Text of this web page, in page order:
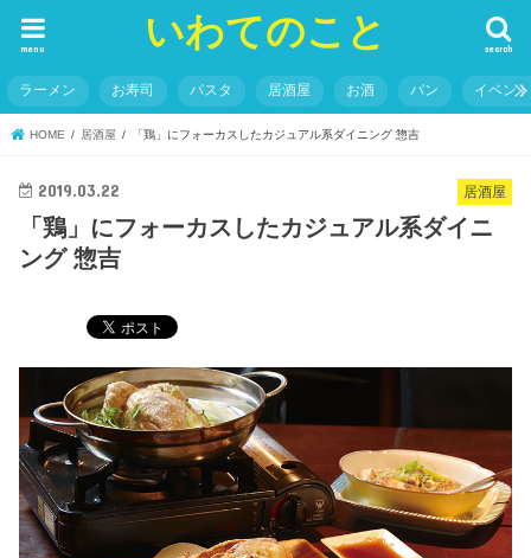
いわてのこと search
menu
ラーメン お寿司 パスタ 居酒屋 お酒 パン イベント
HOME 居酒屋 「鶏」にフォーカスしたカジュアル系ダイニング 惣吉
居酒屋
2019.03.22
「鶏」にフォーカスしたカジュアル系ダイニ
ング 惣吉